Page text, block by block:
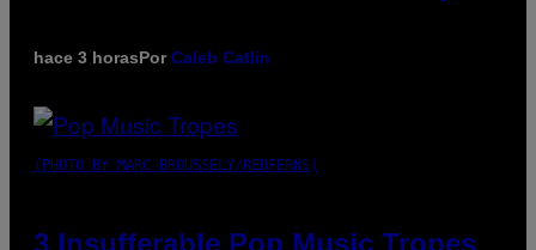
hace 3 horasPorCaleb Catlin
(PHOTO BY MARC BROUSSELY/REDFERNS)